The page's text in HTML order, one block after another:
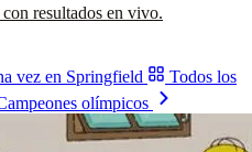
resultados en vivo.
vez en Springfield
Todos los
olímpicos